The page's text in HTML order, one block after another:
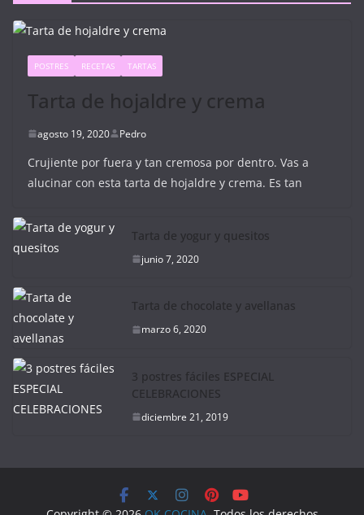
POSTRES RECETAS TARTAS
Tarta de hojaldre y crema
agosto 19, 2020 Pedro
Crujiente por fuera y tan cremosa por dentro. Vas a
alucinar con esta tarta de hojaldre y crema. Es tan
Tarta de yogur y quesitos
junio 7, 2020
Tarta de chocolate y avellanas
marzo 6, 2020
3 postres fáciles ESPECIAL
CELEBRACIONES
diciembre 21, 2019